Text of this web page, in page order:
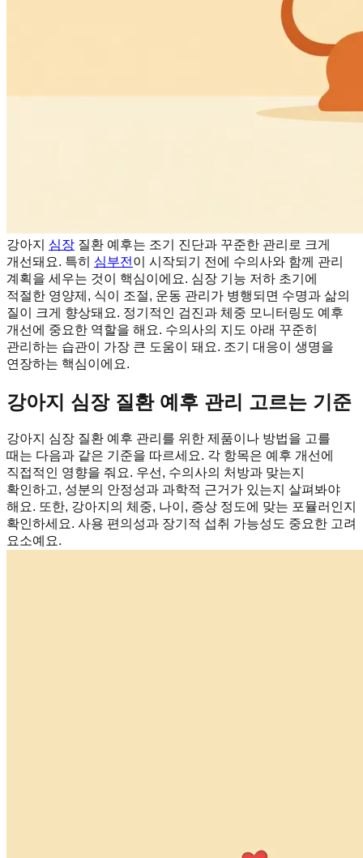
강아지 심장 질환 예후는 조기 진단과 꾸준한 관리로 크게
개선돼요. 특히 심부전 이 시작되기 전에 수의사와 함께 관리
계획을 세우는 것이 핵심이에요. 심장 기능 저하 초기에
적절한 영양제, 식이 조절, 운동 관리가 병행되면 수명과 삶의
질이 크게 향상돼요. 정기적인 검진과 체중 모니터링도 예후
개선에 중요한 역할을 해요. 수의사의 지도 아래 꾸준히
관리하는 습관이 가장 큰 도움이 돼요. 조기 대응이 생명을
연장하는 핵심이에요.
강아지 심장 질환 예후 관리 고르는 기준
강아지 심장 질환 예후 관리를 위한 제품이나 방법을 고를
때는 다음과 같은 기준을 따르세요. 각 항목은 예후 개선에
직접적인 영향을 줘요. 우선, 수의사의 처방과 맞는지
확인하고, 성분의 안정성과 과학적 근거가 있는지 살펴봐야
해요. 또한, 강아지의 체중, 나이, 증상 정도에 맞는 포뮬러인지
확인하세요. 사용 편의성과 장기적 섭취 가능성도 중요한 고려
요소예요.